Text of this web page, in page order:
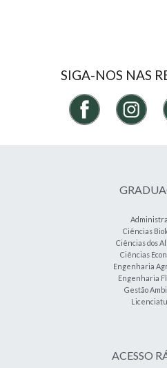
SIGA-NOS NAS
Ciências
Ciências dos
Ciências
Engenharia
Engenharia
Gestão
ACESSO